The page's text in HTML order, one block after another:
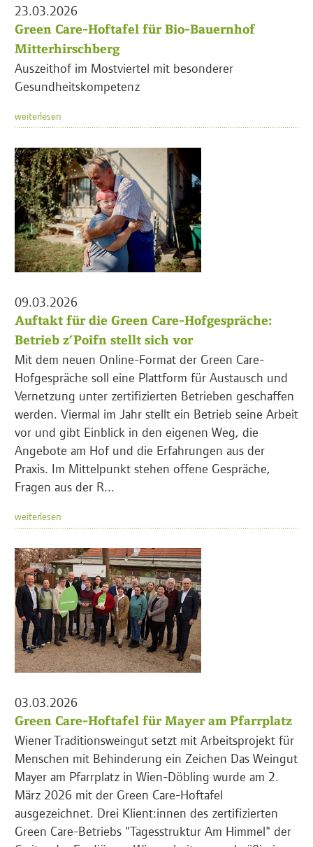
23.03.2026
Green Care-Hoftafel für Bio-Bauernhof
Mitterhirschberg
Auszeithof im Mostviertel mit besonderer
Gesundheitskompetenz
weiterlesen
09.03.2026
Auftakt für die Green Care-Hofgespräche:
Betrieb z’Poifn stellt sich vor
Mit dem neuen Online-Format der Green Care-
Hofgespräche soll eine Plattform für Austausch und
Vernetzung unter zertifizierten Betrieben geschaffen
werden. Viermal im Jahr stellt ein Betrieb seine Arbeit
vor und gibt Einblick in den eigenen Weg, die
Angebote am Hof und die Erfahrungen aus der
Praxis. Im Mittelpunkt stehen offene Gespräche,
Fragen aus der R...
weiterlesen
03.03.2026
Green Care-Hoftafel für Mayer am Pfarrplatz
Wiener Traditionsweingut setzt mit Arbeitsprojekt für
Menschen mit Behinderung ein Zeichen Das Weingut
Mayer am Pfarrplatz in Wien-Döbling wurde am 2.
März 2026 mit der Green Care-Hoftafel
ausgezeichnet. Drei Klient:innen des zertifizierten
Green Care-Betriebs "Tagesstruktur Am Himmel" der